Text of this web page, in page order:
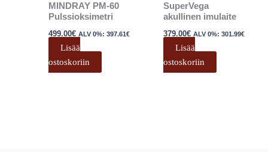
MINDRAY PM-60
Pulssioksimetri
499.00€ ALV 0%:397.61€
Lisää
ostoskoriin
SuperVega
akullinen imulaite
379.00€ ALV 0%:301.99€
Lisää
ostoskoriin